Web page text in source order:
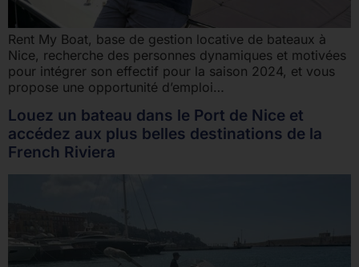
Rent My Boat, base de gestion locative de bateaux à
Nice, recherche des personnes dynamiques et motivées
pour intégrer son effectif pour la saison 2024, et vous
propose une opportunité d’emploi…
Louez un bateau dans le Port de Nice et
accédez aux plus belles destinations de la
French Riviera